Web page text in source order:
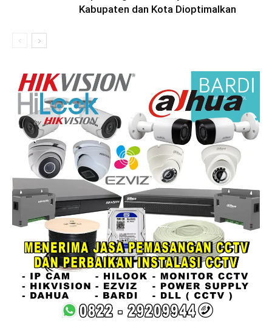
Kabupaten dan Kota Dioptimalkan